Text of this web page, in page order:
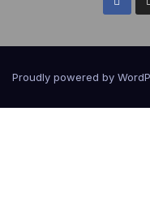
Proudly powered by